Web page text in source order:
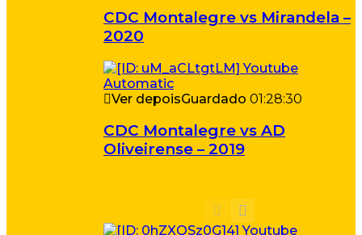
CDC Montalegre vs Mirandela –
2020
Ver depoisGuardado 01:28:30
CDC Montalegre vs AD
Oliveirense – 2019